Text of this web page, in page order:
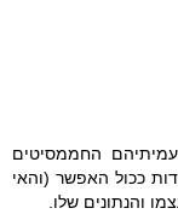
החממסיטים
ככול האפשר (והאי
והנתונים שלו.